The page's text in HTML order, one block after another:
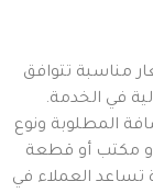
مناسبة تتوافق
في الخدمة.
المطلوبة ونوع
مكتب أو قطعة
تساعد العملاء في